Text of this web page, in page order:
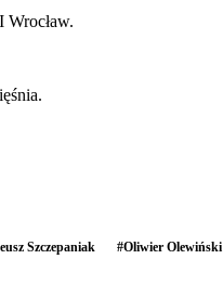
Szczepaniak #Oliwier Olewiński